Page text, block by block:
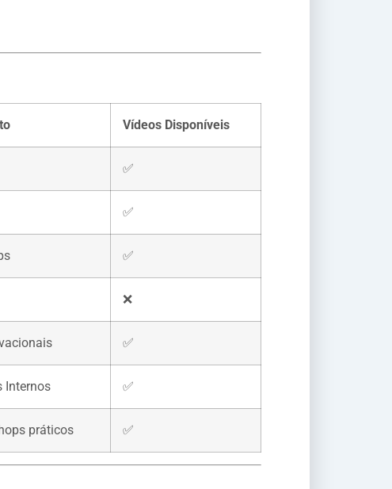
Vídeos Disponíveis
✅
✅
✅
❌
✅
Internos ✅
práticos ✅